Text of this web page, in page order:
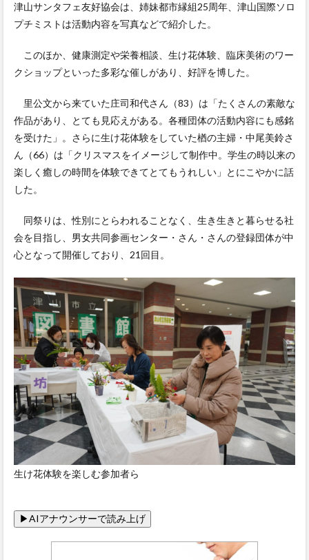
津山サンタフェ友好協会は、姉妹都市縁組25周年、津山国際ソロ
プチミストは活動内容を写真などで紹介した。
このほか、健康測定や栄養相談、生け花体験、臨床美術のワー
クショップといった多彩な催しがあり、好評を博した。
里公文から来ていた庄司和代さん（83）は「たくさんの素敵な
作品があり、とても見応えがある。各種団体の活動内容にも感銘
を受けた」。さらに生け花体験をしていた楢の主婦・中尾美鈴さ
ん（66）は「クリスマスをイメージして制作中。学生の時以来の
楽しく癒しの時間を体験できてとてもうれしい」とにこやかに話
した。
同祭りは、性別にとらわれることなく、生き生きと暮らせる社
会を目指し、男女共同参画センター・さん・さんの登録団体が中
心となって開催しており、21回目。
生け花体験を楽しむ参加者ら